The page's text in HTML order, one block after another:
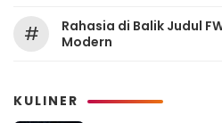
#
Rahasia di Balik Judul
Modern
KULINER